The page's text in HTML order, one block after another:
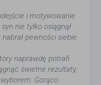
i motywowanie
nie tylko osiągnął
pewności siebie
naprawdę potrafi
świetne rezultaty,
Gorąco